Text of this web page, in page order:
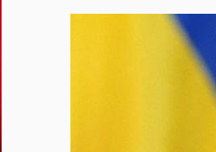
اتفاق مع إيران
إسرائيلي
"معقدة"